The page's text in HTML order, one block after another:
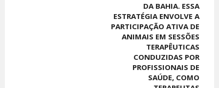
DA BAHIA. ESSA
ESTRATÉGIA ENVOLVE A
PARTICIPAÇÃO ATIVA DE
ANIMAIS EM SESSÕES
TERAPÊUTICAS
CONDUZIDAS POR
PROFISSIONAIS DE
SAÚDE, COMO